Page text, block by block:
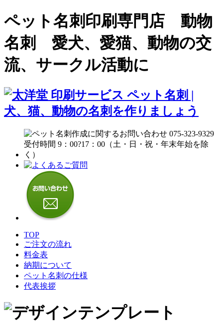
ペット名刺印刷専門店 動物
名刺 愛犬、愛猫、動物の交
流、サークル活動に
TOP
ご注文の流れ
料金表
納期について
ペット名刺の仕様
代表挨拶